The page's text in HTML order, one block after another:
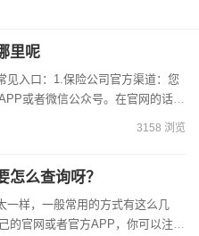
里呢
或者微信公众号。在官网的话，
口；APP和微信公...
3158 浏览
怎么查询呀？
的官网或者官方APP，你可以注册